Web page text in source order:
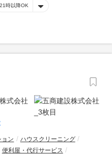
21時以降OK
ン
ハウスクリーニング
便利屋・代行サービス